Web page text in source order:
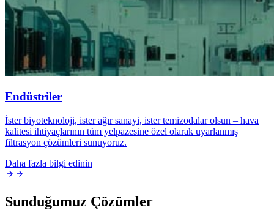
Endüstriler
İster biyoteknoloji, ister ağır sanayi, ister temizodalar olsun – hava
kalitesi ihtiyaçlarının tüm yelpazesine özel olarak uyarlanmış
filtrasyon çözümleri sunuyoruz.
Daha fazla bilgi edinin
Sunduğumuz Çözümler